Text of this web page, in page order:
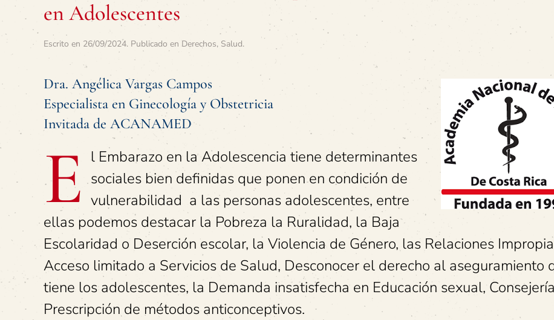
en Adolescentes
Escrito en 26/09/2024. Publicado en Derechos, Salud.
Dra. Angélica Vargas Campos
Especialista en Ginecología y Obstetricia
Invitada de ACANAMED
E l Embarazo en la Adolescencia tiene determinantes
sociales bien definidas que ponen en condición de
vulnerabilidad a las personas adolescentes, entre
ellas podemos destacar la Pobreza la Ruralidad, la Baja
Escolaridad o Deserción escolar, la Violencia de Género, las Relaciones
Acceso limitado a Servicios de Salud, Desconocer el derecho al aseguramiento
tiene los adolescentes, la Demanda insatisfecha en Educación sexual,
Prescripción de métodos anticonceptivos.